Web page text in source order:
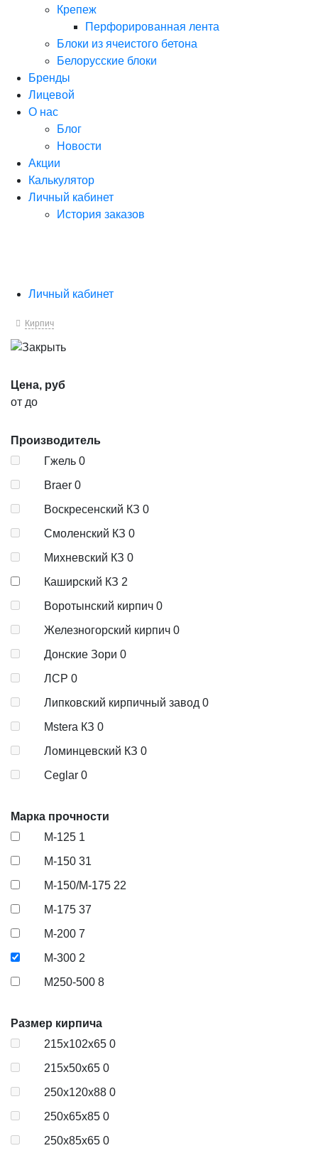
Крепеж
Перфорированная лента
Блоки из ячеистого бетона
Белорусские блоки
Бренды
Лицевой
О нас
Блог
Новости
Акции
Калькулятор
Личный кабинет
История заказов
Личный кабинет
Кирпич
Цена, руб
от до
Производитель
Гжель 0
Braer 0
Воскресенский КЗ 0
Смоленский КЗ 0
Михневский КЗ 0
Каширский КЗ 2
Воротынский кирпич 0
Железногорский кирпич 0
Донские Зори 0
ЛСР 0
Липковский кирпичный завод 0
Mstera КЗ 0
Ломинцевский КЗ 0
Ceglar 0
Марка прочности
М-125 1
М-150 31
М-150/M-175 22
М-175 37
М-200 7
М-300 2
М250-500 8
Размер кирпича
215х102х65 0
215х50х65 0
250x120x88 0
250x65x85 0
250x85x65 0